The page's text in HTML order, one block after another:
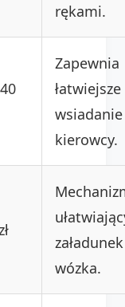
rękami.
Zapewnia
łatwiejsze
kierowcy.
załadunek
wózka.